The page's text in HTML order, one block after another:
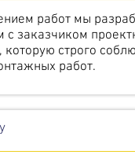
работ мы
с заказчиком
строго
работ.